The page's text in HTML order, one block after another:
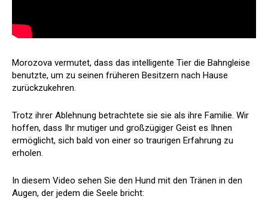
Morozova vermutet, dass das intelligente Tier die Bahngleise
benutzte, um zu seinen früheren Besitzern nach Hause
zurückzukehren.
Trotz ihrer Ablehnung betrachtete sie sie als ihre Familie. Wir
hoffen, dass Ihr mutiger und großzügiger Geist es Ihnen
ermöglicht, sich bald von einer so traurigen Erfahrung zu
erholen.
In diesem Video sehen Sie den Hund mit den Tränen in den
Augen, der jedem die Seele bricht: